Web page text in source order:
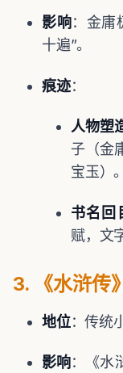
影响：金庸
十遍”。
痕迹：
人物塑
子（金
宝玉）。
书名回
赋，文
3. 《水浒传
地位：传统
影响：《水